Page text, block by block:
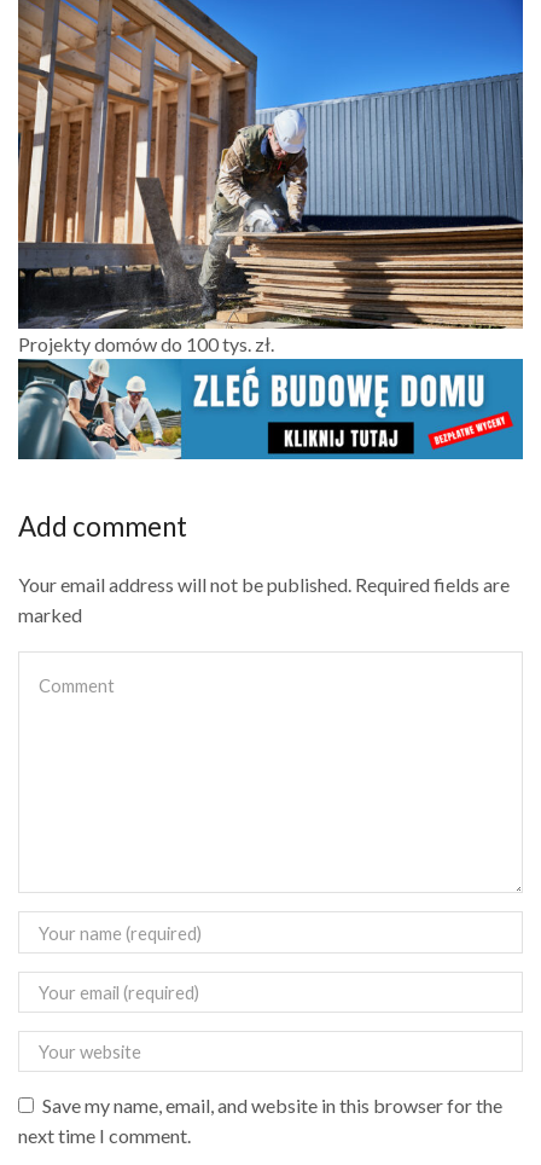
Projekty domów do 100 tys. zł.
Add comment
Your email address will not be published. Required fields are
marked
Save my name, email, and website in this browser for the
next time I comment.